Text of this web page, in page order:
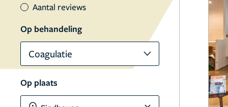
Aantal reviews
Op behandeling
Coagulatie
Op plaats